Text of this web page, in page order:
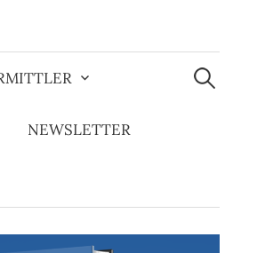
NEWSLETTER
Suchen
nach: